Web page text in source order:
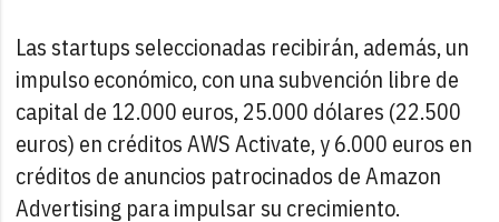
Las startups seleccionadas recibirán, además, un
impulso económico, con una subvención libre de
capital de 12.000 euros, 25.000 dólares (22.500
euros) en créditos AWS Activate, y 6.000 euros en
créditos de anuncios patrocinados de Amazon
Advertising para impulsar su crecimiento.